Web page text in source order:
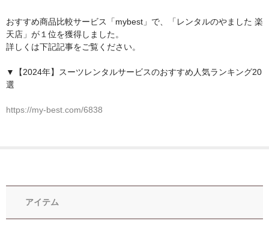
東京即日バイク便
配送・お支払い方法
ご注文の流れ
おすすめ商品比較サービス「mybest」で、「レンタルのやました 楽
天店」が１位を獲得しました。
詳しくは下記記事をご覧ください。
▼【2024年】スーツレンタルサービスのおすすめ人気ランキング20
選
https://my-best.com/6838
アイテム